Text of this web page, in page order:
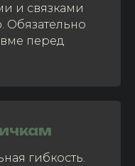
и связками
Обязательно
перед
гибкость.